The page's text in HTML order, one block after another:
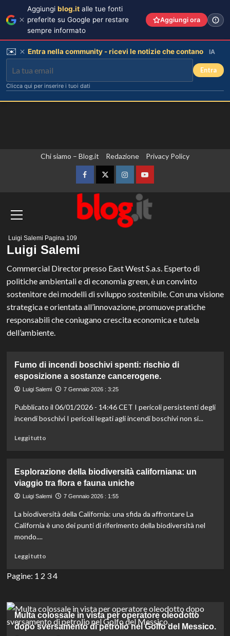
Chi siamo – Blog.it Redazione Privacy Policy
FacebookTwitterInstagramYouTube
principale
Luigi Salemi Pagina 109
Luigi Salemi
Commercial Director presso East West S.a.s. Esperto di
politiche ambientali e di economia green, è un convinto
sostenitore dei modelli di sviluppo sostenibile. Con una visione
strategica e orientata all’innovazione, promuove pratiche
responsabili che coniugano crescita economica e tutela
dell’ambiente.
Fumo di incendi boschivi spenti: rischio di
esposizione a sostanze cancerogene.
Luigi Salemi 7 Gennaio 2026 : 3:25
Pubblicato il 06/01/2026 - 14:46 CET I pericoli persistenti degli
incendi boschivi I pericoli legati agli incendi boschivi non si...
Leggi tuttoLeggi
Fumo
di
incendi
spenti:
rischio
cancerogene.
Esplorazione della biodiversità californiana: un
viaggio tra flora e fauna uniche
Luigi Salemi 7 Gennaio 2026 : 1:55
La biodiversità della California: una sfida da affrontare La
California è uno dei punti di riferimento della biodiversità nel
mondo....
Leggi tuttoLeggi
più
biodiversità
californiana:
Pagine: 1 2 34
Multa colossale in vista per operatore oleodotto
dopo sversamento di petrolio nel Golfo del Messico.
Aggiungi blog.it alle tue fonti
preferite su Google per restare
sempre informato
Aggiungi ora
✉️ Entra nella community - ricevi le notizie che contano IA
Entra
Clicca qui per inserire i tuoi dati